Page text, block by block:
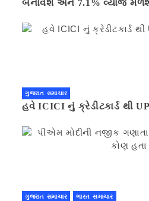
બનાવશે અને 7.1% વ્યાજ
ગુજરાત સમાચાર
હવે ICICI નું ક્રેડીટકાર્ડ થી
ગુજરાત સમાચાર ભારત સમાચાર